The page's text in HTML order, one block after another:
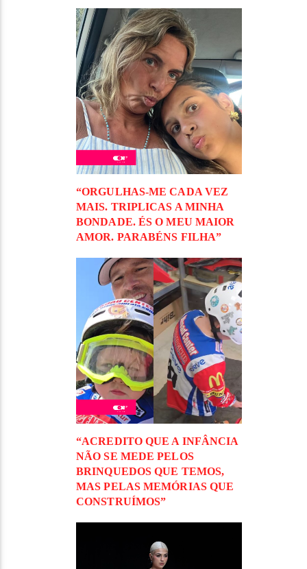
“ORGULHAS-ME CADA VEZ
MAIS. TRIPLICAS A MINHA
BONDADE. ÉS O MEU MAIOR
AMOR. PARABÉNS FILHA”
“ACREDITO QUE A INFÂNCIA
NÃO SE MEDE PELOS
BRINQUEDOS QUE TEMOS,
MAS PELAS MEMÓRIAS QUE
CONSTRUÍMOS”